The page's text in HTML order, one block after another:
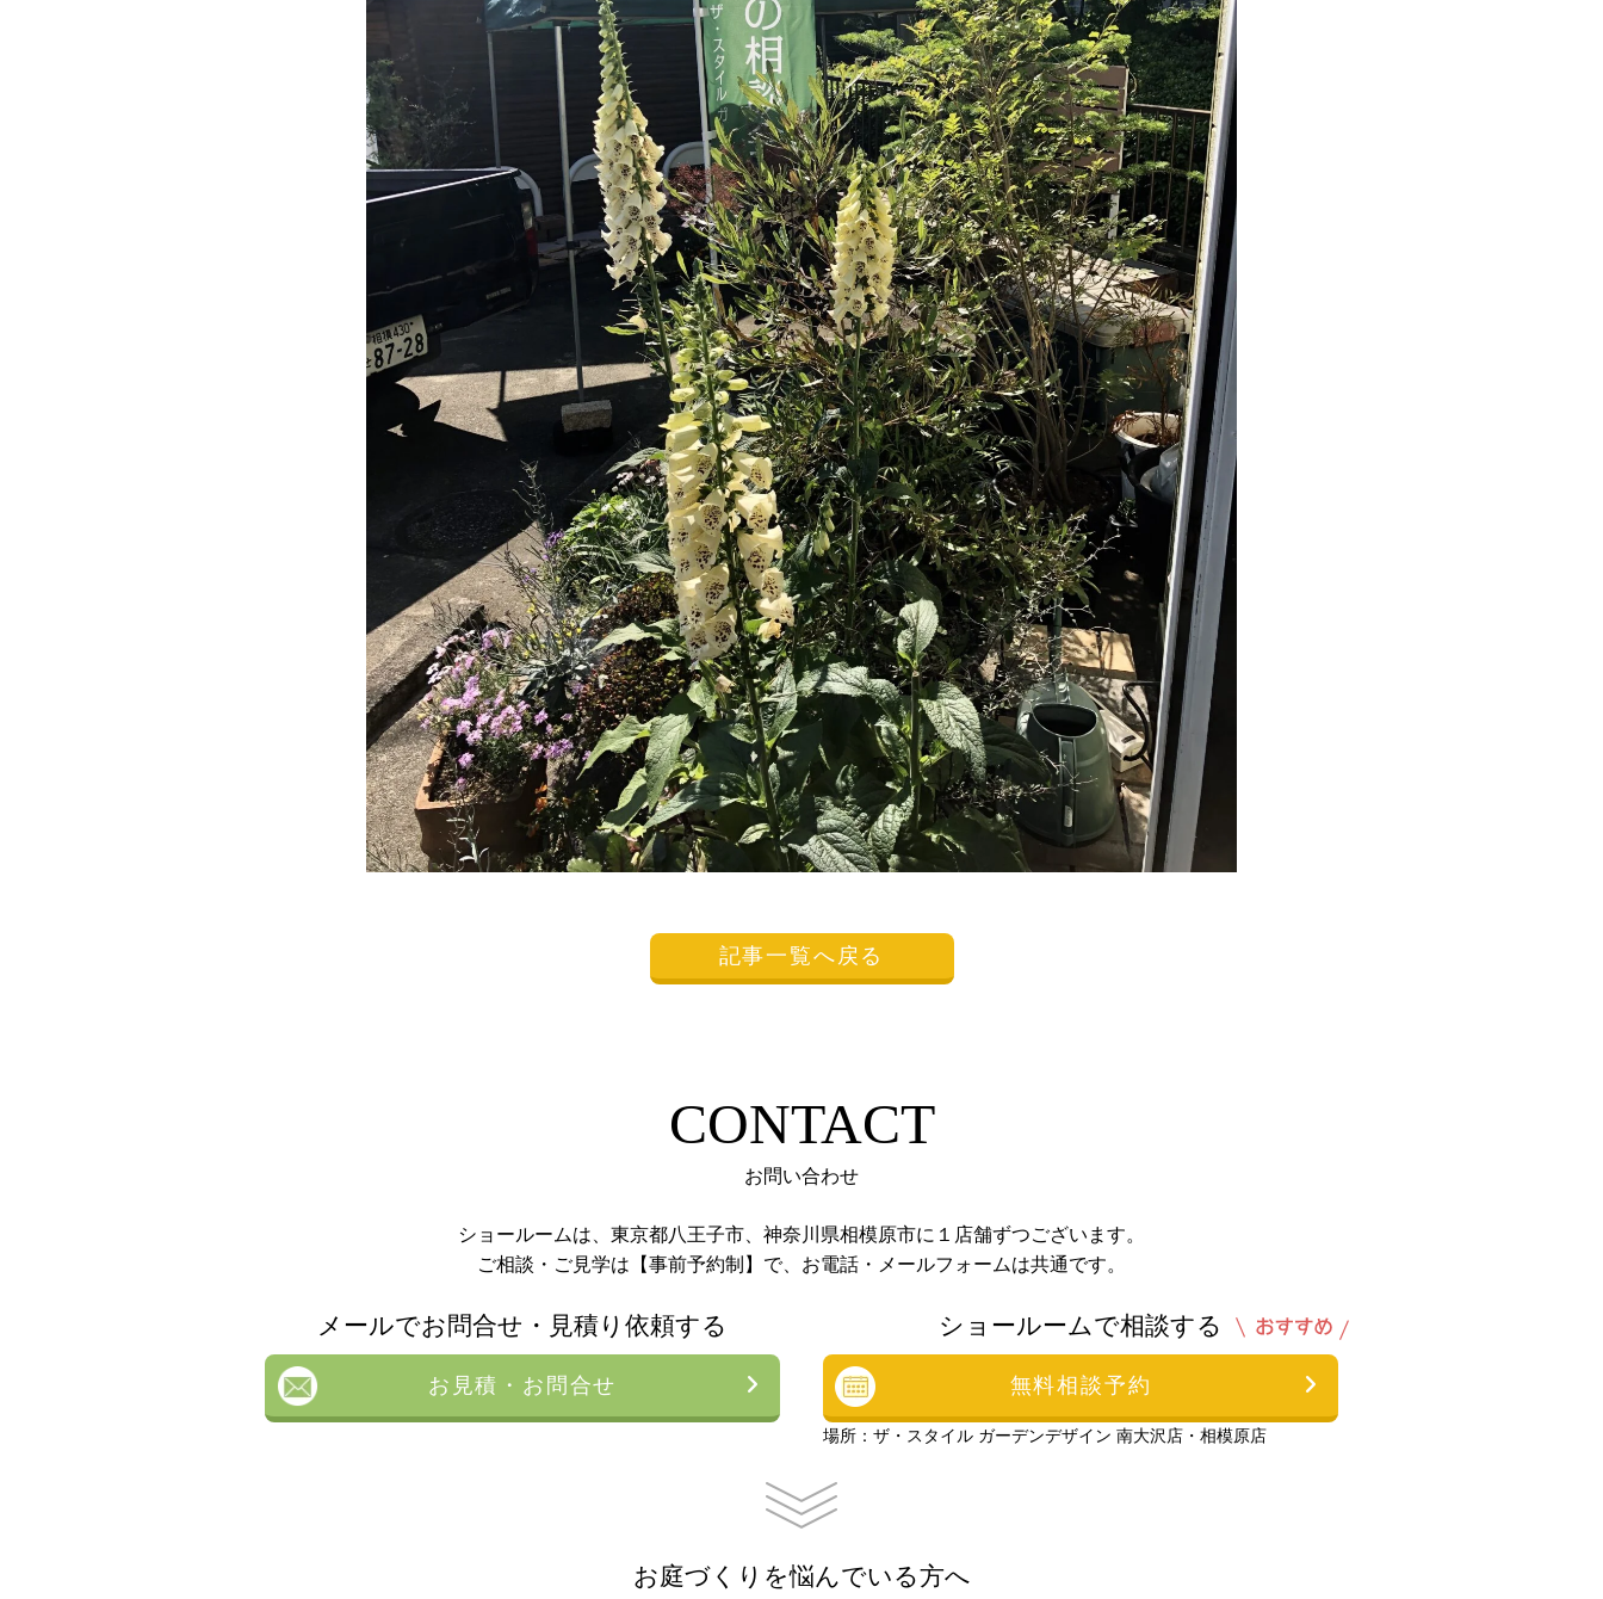
記事一覧へ戻る
CONTACT
お問い合わせ
ショールームは、東京都八王子市、神奈川県相模原市に１店舗ずつございます。
ご相談・ご見学は【事前予約制】で、お電話・メールフォームは共通です。
メールでお問合せ・見積り依頼する
お見積・お問合せ
ショールームで相談する
無料相談予約
場所：ザ・スタイル ガーデンデザイン 南大沢店・相模原店
お庭づくりを悩んでいる方へ